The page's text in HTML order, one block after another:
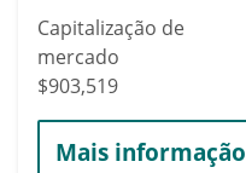
Capitalização de
mercado
$903,519
Mais informação